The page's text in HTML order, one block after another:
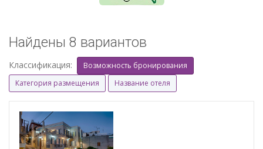
Найдены 8 вариантов
Классификация:
Возможность бронирования
Категория размещения
Название отеля